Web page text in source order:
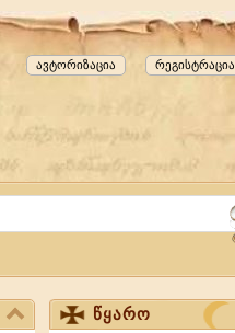
რეგისტრაცია
ავტორიზაცია
წყარო